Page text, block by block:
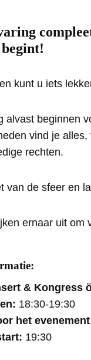
alvast beginnen
vind je
rechten.
van de sfeer en
ernaar uit om
& Kongress
18:30-19:30
het
19:30